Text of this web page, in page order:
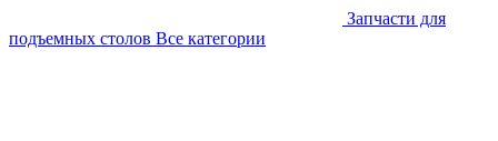
Запчасти для
подъемных столов Все категории